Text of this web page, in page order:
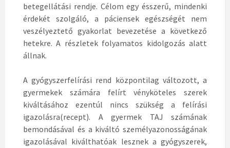
betegellátási rendje. Célom egy ésszerű, mindenki
érdekét szolgáló, a páciensek egészségét nem
veszélyeztető gyakorlat bevezetése a következő
hetekre. A részletek folyamatos kidolgozás alatt
állnak.
A gyógyszerfelírási rend központilag változott, a
gyermekek számára felírt vényköteles szerek
kiváltásához ezentúl nincs szükség a felírási
igazolásra(recept). A gyermek TAJ számának
bemondásával és a kiváltó személyazonosságának
igazolásával kiválthatóak lesznek a gyógyszerek,